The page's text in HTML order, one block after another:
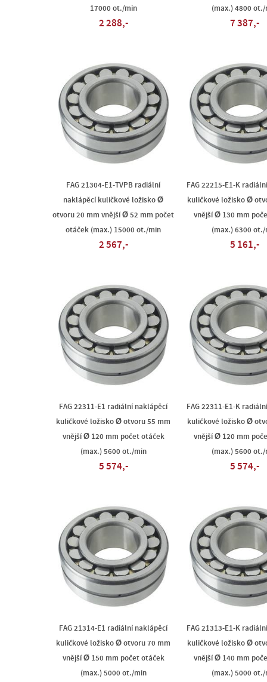
17000 ot./min
2 288,-
(max.) 4800 ot./
7 387,-
FAG 21304-E1-TVPB radiální
naklápěcí kuličkové ložisko Ø
otvoru 20 mm vnější Ø 52 mm počet
otáček (max.) 15000 ot./min
2 567,-
FAG 22215-E1-K
kuličkové ložisko Ø
vnější Ø 130 mm
(max.) 6300 ot./
5 161,-
FAG 22311-E1 radiální naklápěcí
kuličkové ložisko Ø otvoru 55 mm
vnější Ø 120 mm počet otáček
(max.) 5600 ot./min
5 574,-
FAG 22311-E1-K
kuličkové ložisko Ø
vnější Ø 120 mm
(max.) 5600 ot./
5 574,-
FAG 21314-E1 radiální naklápěcí
kuličkové ložisko Ø otvoru 70 mm
vnější Ø 150 mm počet otáček
(max.) 5000 ot./min
FAG 21313-E1-K
kuličkové ložisko Ø
vnější Ø 140 mm
(max.) 5000 ot./